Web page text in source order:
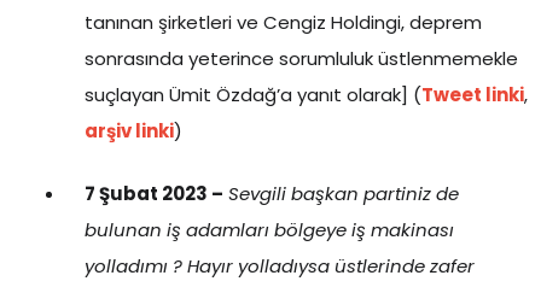
tanınan şirketleri ve Cengiz Holdingi, deprem
sonrasında yeterince sorumluluk üstlenmemekle
suçlayan Ümit Özdağ’a yanıt olarak] (Tweet linki,
arşiv linki)
7 Şubat 2023 – Sevgili başkan partiniz de
bulunan iş adamları bölgeye iş makinası
yolladımı ? Hayır yolladıysa üstlerinde zafer